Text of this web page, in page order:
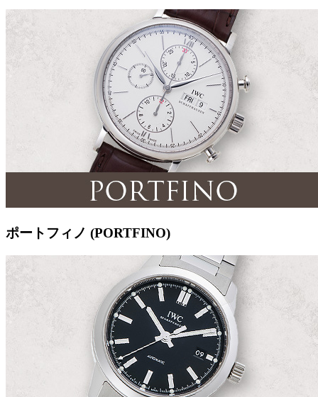
ポートフィノ (PORTFINO)